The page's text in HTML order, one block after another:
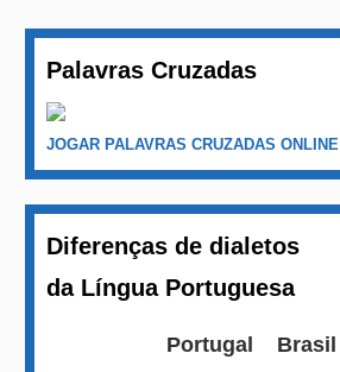
Palavras Cruzadas
JOGAR PALAVRAS CRUZADAS ONLINE
Diferenças de dialetos
da Língua Portuguesa
Portugal
Brasil